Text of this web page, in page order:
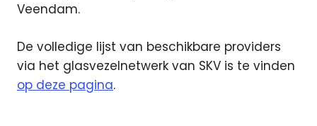
Veendam.
De volledige lijst van beschikbare providers
via het glasvezelnetwerk van SKV is te vinden
op deze pagina.